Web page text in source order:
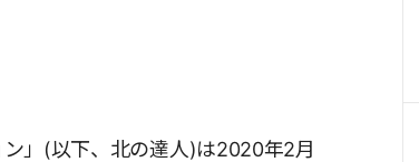
」(以下、北の達人)は2020年2月